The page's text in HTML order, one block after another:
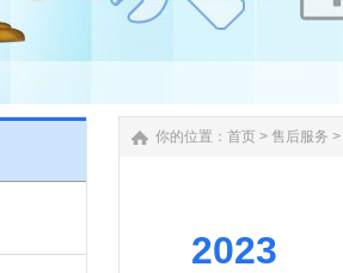
你的位置： 首页 > 售后服务 >
2023